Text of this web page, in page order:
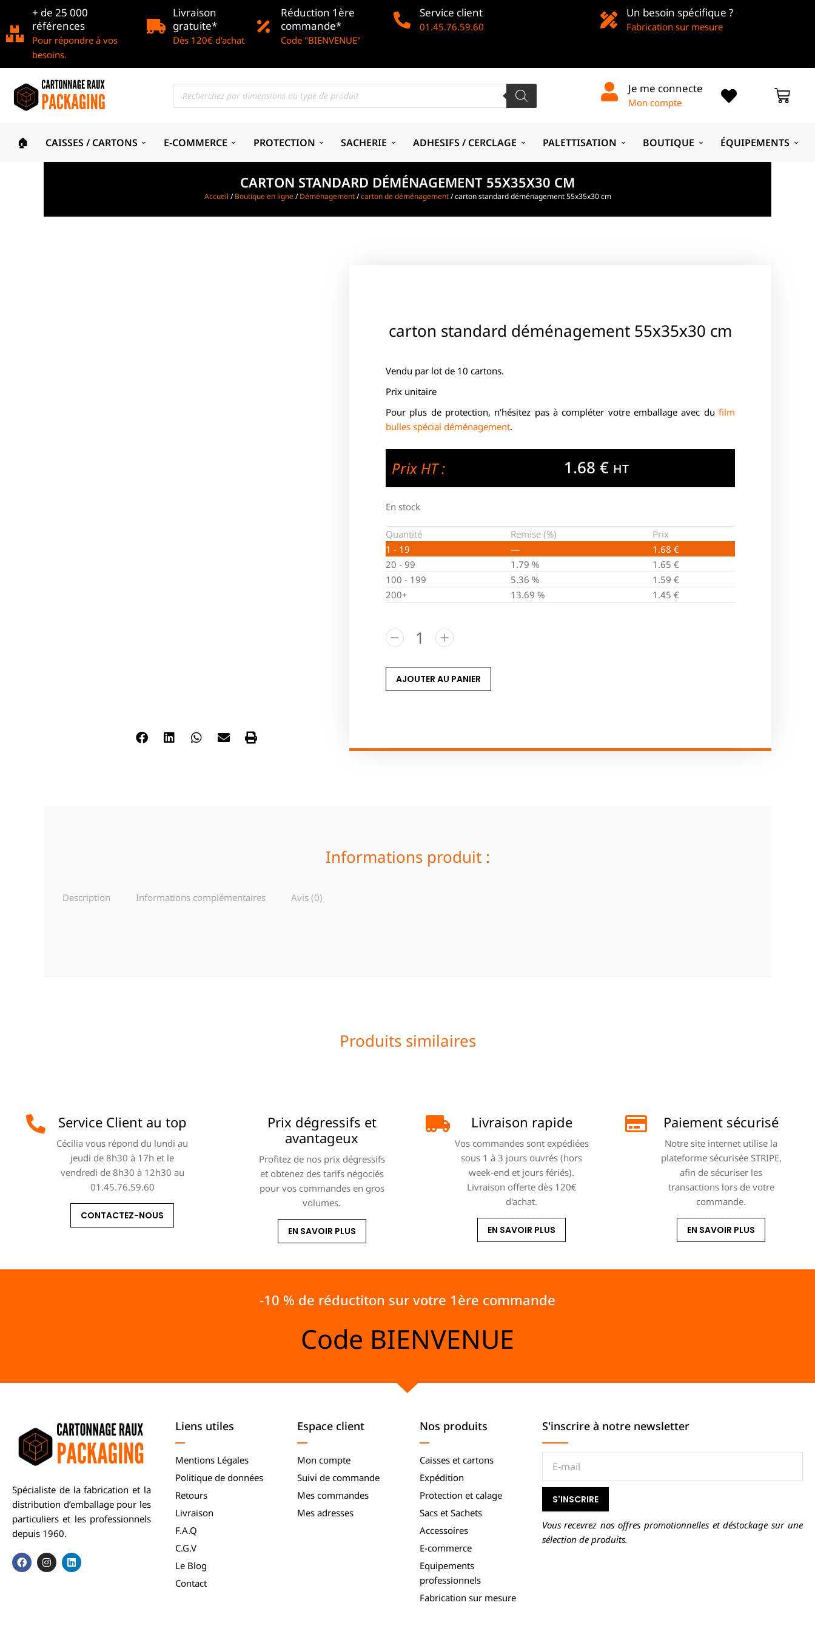
+ de 25 000
références
Pour répondre à vos
besoins.
Livraison
gratuite*
Dès 120€ d'achat
Réduction 1ère
commande*
Code "BIENVENUE"
Service client
01.45.76.59.60
Un besoin spécifique ?
Fabrication sur mesure
Je me connecte
Mon compte
🏠 CAISSES / CARTONS E-COMMERCE PROTECTION SACHERIE ADHESIFS / CERCLAGE PALETTISATION BOUTIQUE ÉQUIPEMENTS
CARTON STANDARD DÉMÉNAGEMENT 55X35X30 CM
Accueil /Boutique en ligne/Déménagement/carton de déménagement/ carton standard déménagement 55x35x30 cm
carton standard déménagement 55x35x30 cm
Vendu par lot de 10 cartons.
Prix unitaire
Pour plus de protection, n’hésitez pas à compléter votre emballage avec du film
bulles spécial déménagement.
Prix HT : 1.68 € HT
En stock
Quantité Remise (%)
Prix
1 - 19
— 1.68 €
20 - 99
1.79 % 1.65 €
100 - 199
5.36 % 1.59 €
200+
13.69 % 1.45 €
AJOUTER AU PANIER
Informations produit :
Description Informations complémentaires Avis (0)
Produits similaires
Service Client au top
Cécilia vous répond du lundi au
jeudi de 8h30 à 17h et le
vendredi de 8h30 à 12h30 au
01.45.76.59.60
CONTACTEZ-NOUS
Prix dégressifs et
avantageux
Profitez de nos prix dégressifs
et obtenez des tarifs négociés
pour vos commandes en gros
volumes.
EN SAVOIR PLUS
Livraison rapide
Vos commandes sont expédiées
sous 1 à 3 jours ouvrés (hors
week-end et jours fériés).
Livraison offerte dès 120€
d'achat.
EN SAVOIR PLUS
Paiement sécurisé
Notre site internet utilise la
plateforme sécurisée STRIPE,
afin de sécuriser les
transactions lors de votre
commande.
EN SAVOIR PLUS
-10 % de réductiton sur votre 1ère commande
Code BIENVENUE
Spécialiste de la fabrication et la
distribution d’emballage pour les
particuliers et les professionnels
depuis 1960.
Liens utiles
Mentions Légales
Politique de données
Retours
Livraison
F.A.Q
C.G.V
Le Blog
Contact
Espace client
Mon compte
Suivi de commande
Mes commandes
Mes adresses
Nos produits
Caisses et cartons
Expédition
Protection et calage
Sacs et Sachets
Accessoires
E-commerce
Equipements
professionnels
Fabrication sur mesure
S'inscrire à notre newsletter
S'INSCRIRE
Vous recevrez nos offres promotionnelles et déstockage sur une
sélection de produits.